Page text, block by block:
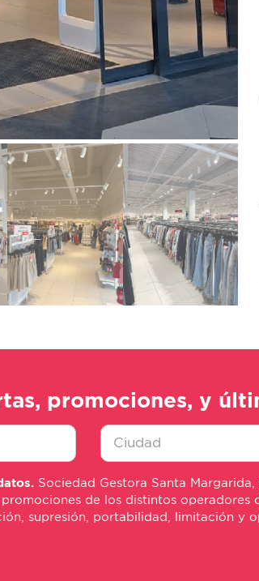
promociones, y
*
Sociedad Gestora Santa
de los distintos
supresión, portabilidad, limitación y